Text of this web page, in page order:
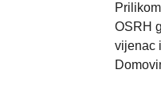
OSRH
vijenac